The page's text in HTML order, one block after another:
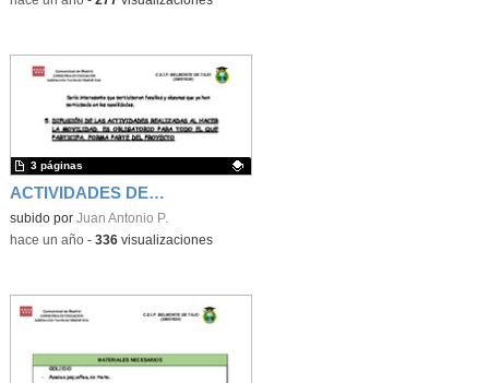
ACTIVIDADES DE CENTRO - EUROPA -
Contenido educativo.
subido por Juan Antonio P.
3 páginas
-hace un año- 336visualizaciones